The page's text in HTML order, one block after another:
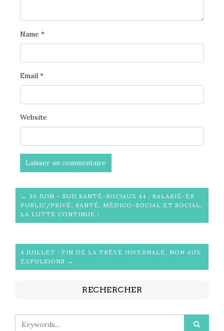
Name *
Email *
Website
← 30 JUIN – SUD SANTÉ-SOCIAUX 44 : SALARIÉ-ES
PUBLIC/PRIVÉ, SANTÉ, MÉDICO-SOCIAL ET SOCIAL,
LA LUTTE CONTINUE !
4 JUILLET : FIN DE LA TRÊVE HIVERNALE, NON AUX
EXPULSIONS →
RECHERCHER